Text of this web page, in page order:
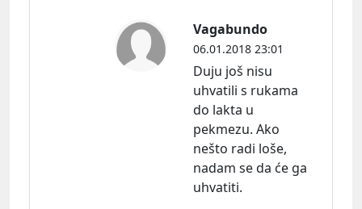
Vagabundo
06.01.2018 23:01
Duju još nisu
uhvatili s rukama
do lakta u
pekmezu. Ako
nešto radi loše,
nadam se da će ga
uhvatiti.